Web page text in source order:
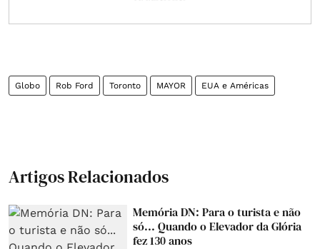
Globo Rob Ford Toronto MAYOR EUA e Américas
Artigos Relacionados
Memória DN: Para o turista e não
só... Quando o Elevador da Glória
fez 130 anos